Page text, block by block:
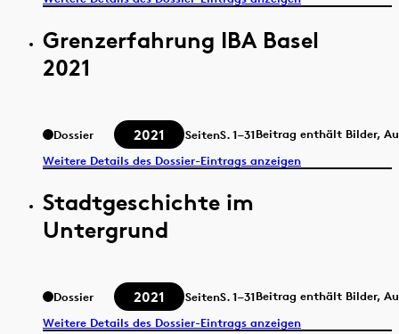
Grenzerfahrung IBA Basel
2021
Dossier 2021 SeitenS.1–31Beitrag enthält Bilder,
Weitere Details des Dossier-Eintrags anzeigen
Stadtgeschichte im
Untergrund
Dossier 2021 SeitenS.1–31Beitrag enthält Bilder,
Weitere Details des Dossier-Eintrags anzeigen